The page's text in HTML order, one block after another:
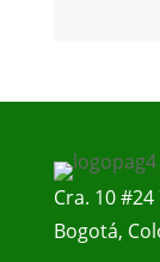
Cra. 10 #24
Bogotá,